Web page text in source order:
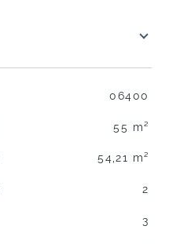
06400
55 m²
54,21 m²
2
3